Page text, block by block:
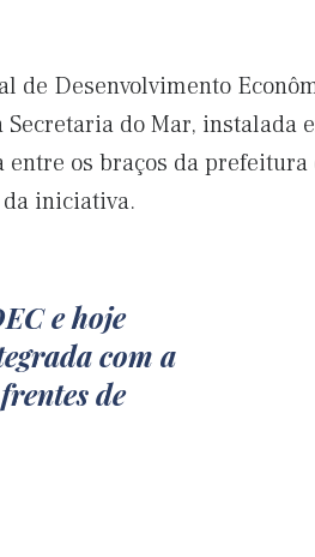
de Desenvolvimento
do Mar, instalada
os braços da
iniciativa.
e hoje
com a
de